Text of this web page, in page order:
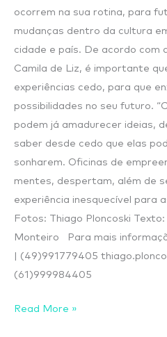
ocorrem na sua rotina, para
mudanças dentro da cultura
cidade e país. De acordo com
Camila de Liz, é importante
experiências cedo, para que
possibilidades no seu futuro.
podem já amadurecer ideias,
saber desde cedo que elas
sonharem. Oficinas de
mentes, despertam, além de
experiência inesquecível para
Fotos: Thiago Ploncoski
Monteiro Para mais
| (49)991779405
(61)999984405
Read More »